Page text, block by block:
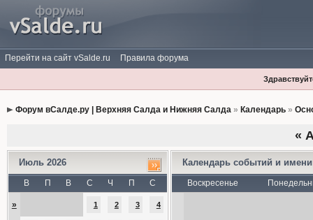
Перейти на сайт vSalde.ru Правила форума
Форум вСалде.ру | Верхняя Салда и Нижняя Салда» Календарь»
«
Июль 2026
В П В С Ч П С
» 1 2 3 4
Календарь событий и
Воскресенье